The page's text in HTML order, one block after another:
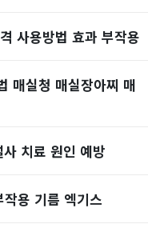
사용방법 효과 부작용
매실청 매실장아찌 매
치료 원인 예방
용 기름 엑기스